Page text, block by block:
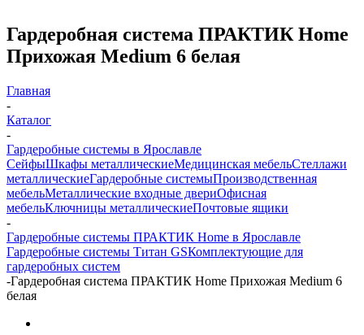
Гардеробная система ПРАКТИК Home
Прихожая Medium 6 белая
Главная
-
Каталог
-
Гардеробные системы в Ярославле
СейфыШкафы металлическиеМедицинская мебельСтеллажи
металлическиеГардеробные системыПроизводственная
мебельМеталлические входные двериОфисная
мебельКлючницы металлическиеПочтовые ящики
-
Гардеробные системы ПРАКТИК Home в Ярославле
Гардеробные системы Титан GSКомплектующие для
гардеробных систем
-Гардеробная система ПРАКТИК Home Прихожая Medium 6
белая